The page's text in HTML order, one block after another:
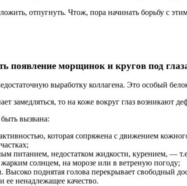
отпугнуть. Чтож, пора начинать борьбу с
появление морщинок и кругов под
выработку коллагена. Это особый
замедляться, то на коже вокруг глаз возникают
вызвана:
которая сопряжена с движением
питанием, недостатком жидкости, курением, —
солнцем, на морозе или в ветреную погоду;
поднятая голова перекрывает свободный
ее ненадлежащее качество.